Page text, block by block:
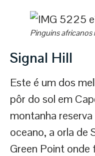
Pinguins africanos
Signal Hill
Este é um dos
pôr do sol em
montanha
oceano, a orla de
Green Point